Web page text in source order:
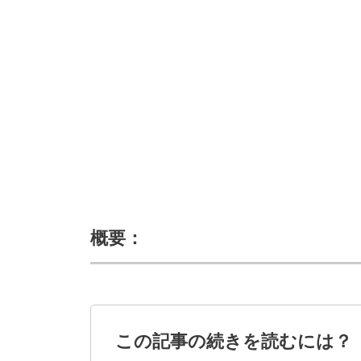
概要：
この記事の続きを読むには？